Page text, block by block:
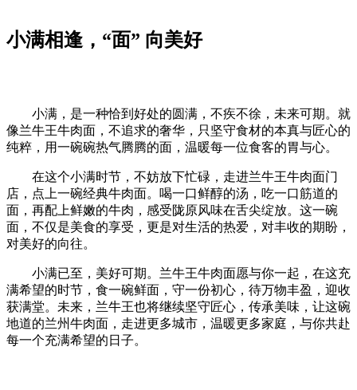
小满相逢，“面” 向美好
小满，是一种恰到好处的圆满，不疾不徐，未来可期。就
像兰牛王牛肉面，不追求的奢华，只坚守食材的本真与匠心的
纯粹，用一碗碗热气腾腾的面，温暖每一位食客的胃与心。
在这个小满时节，不妨放下忙碌，走进兰牛王牛肉面门
店，点上一碗经典牛肉面。喝一口鲜醇的汤，吃一口筋道的
面，再配上鲜嫩的牛肉，感受陇原风味在舌尖绽放。这一碗
面，不仅是美食的享受，更是对生活的热爱，对丰收的期盼，
对美好的向往。
小满已至，美好可期。兰牛王牛肉面愿与你一起，在这充
满希望的时节，食一碗鲜面，守一份初心，待万物丰盈，迎收
获满堂。未来，兰牛王也将继续坚守匠心，传承美味，让这碗
地道的兰州牛肉面，走进更多城市，温暖更多家庭，与你共赴
每一个充满希望的日子。